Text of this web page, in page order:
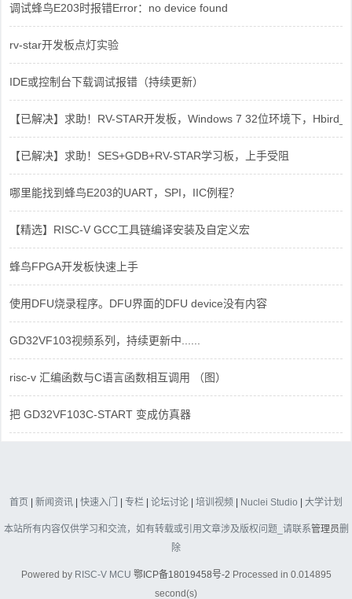
调试蜂鸟E203时报错Error：no device found
rv-star开发板点灯实验
IDE或控制台下载调试报错（持续更新）
【已解决】求助！RV-STAR开发板，Windows 7 32位环境下，
【已解决】求助！SES+GDB+RV-STAR学习板，上手受阻
哪里能找到蜂鸟E203的UART，SPI，IIC例程？
【精选】RISC-V GCC工具链编译安装及自定义宏
蜂鸟FPGA开发板快速上手
使用DFU烧录程序。DFU界面的DFU device没有内容
GD32VF103视频系列，持续更新中......
risc-v 汇编函数与C语言函数相互调用 （图）
把 GD32VF103C-START 变成仿真器
首页 | 新闻资讯 | 快速入门 | 专栏 | 论坛讨论 | 培训视频 | Nuclei Studio | 大学计划
本站所有内容仅供学习和交流，如有转载或引用文章涉及版权问题_请联系管理员删
除
Powered by RISC-V MCU 鄂ICP备18019458号-2 Processed in 0.014895
second(s)